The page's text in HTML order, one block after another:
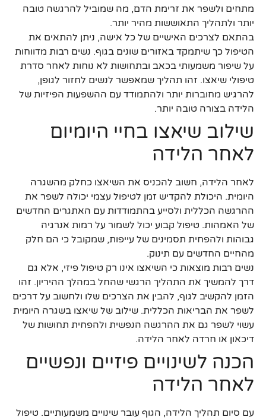
מתחים ולשפר את זרימת הדם, מה שמוביל להרגשה טובה
יותר ולתהליך התאוששות מהיר יותר.
בהתאם לצרכים האישיים של כל אישה, ניתן להתאים את
הטיפול כך שיתמקד באזורים שונים בגוף. נשים רבות מדווחות
על שיפור משמעותי בכאב ובתחושות לא נוחות לאחר סדרת
טיפולי שיאצו. זהו תהליך שמאפשר לנשים לחזור לגופן,
להרגיש מחוברות יותר ולהתמודד עם ההשפעות הפיזיות של
הלידה בצורה טובה יותר.
שילוב שיאצו בחיי היומיום
לאחר הלידה
לאחר הלידה, חשוב להכניס את השיאצו כחלק מהשגרה
היומית. היכולת להקדיש זמן לטיפול עצמי יכולה לשפר את
ההרגשה הכללית ולסייע בהתמודדות עם האתגרים החדשים
של האמהות. טיפול קבוע יכול לשמור על רמות אנרגיה
גבוהות ולהפחית תסמינים של עייפות, שמקובל כי הם חלק
מהחיים החדשים עם תינוק.
נשים רבות מוצאות כי השיאצו אינו רק טיפול פיזי, אלא גם
דרך להמשיך את התהליך הרגשי שהחל במהלך ההיריון. זהו
הזמן להקשיב לגוף, להבין את הצרכים שלו ולחשוב על דרכים
לשפר את הבריאות הכללית. שילוב של שיאצו בשגרה היומית
עשוי לשפר גם את ההרגשה הנפשית ולהפחית תחושות של
דיכאון או חרדה לאחר הלידה.
הכנה לשינויים פיזיים ונפשיים
לאחר הלידה
עם סיום תהליך הלידה, הגוף עובר שינויים משמעותיים. טיפול